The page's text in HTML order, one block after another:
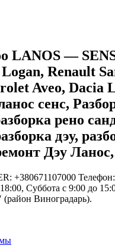
LANOS —
Renault
Aveo, Dacia
сенс,
рено
дэу,
Дэу Ланос,
+380671107000
Суббота с 9:00 до
(район Виноградарь).